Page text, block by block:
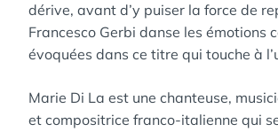
dérive, avant d’y puiser la force de
Francesco Gerbi danse les émotions
évoquées dans ce titre qui touche à
Marie Di La est une chanteuse,
et compositrice franco-italienne qui